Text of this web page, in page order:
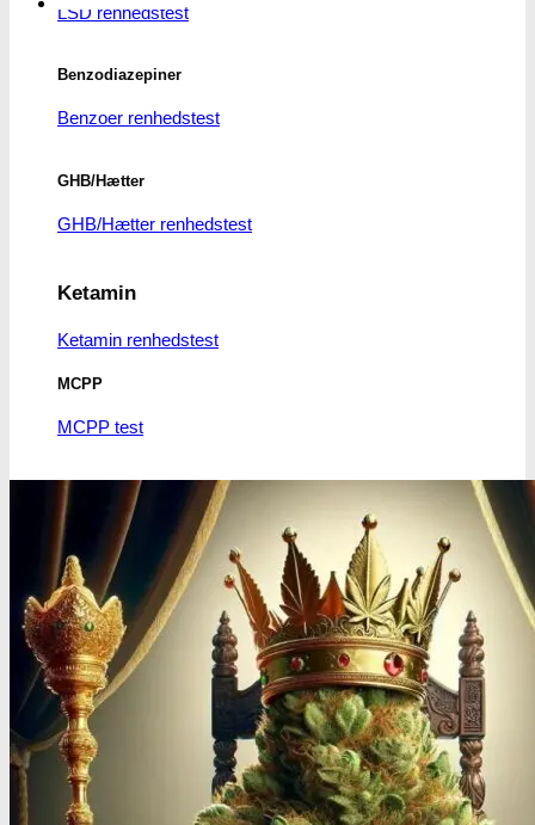
LSD renhedstest
Benzodiazepiner
Benzoer renhedstest
GHB/Hætter
GHB/Hætter renhedstest
Ketamin
Ketamin renhedstest
MCPP
MCPP test
Opiater
Opiater renhedstest
THC/Cannabinoider
THC test
Cannabinoider test
Robadope
Robadope tests
Simons tests